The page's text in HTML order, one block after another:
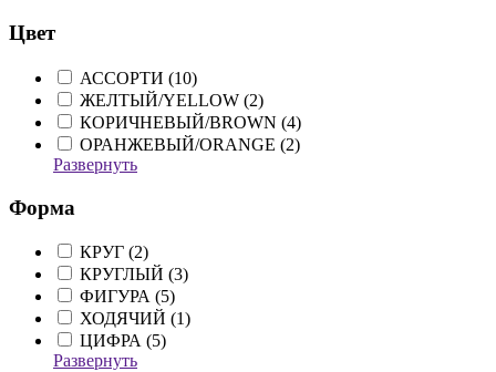
Цвет
АССОРТИ (10)
ЖЕЛТЫЙ/YELLOW (2)
КОРИЧНЕВЫЙ/BROWN (4)
ОРАНЖЕВЫЙ/ORANGE (2)
Развернуть
Форма
КРУГ (2)
КРУГЛЫЙ (3)
ФИГУРА (5)
ХОДЯЧИЙ (1)
ЦИФРА (5)
Развернуть